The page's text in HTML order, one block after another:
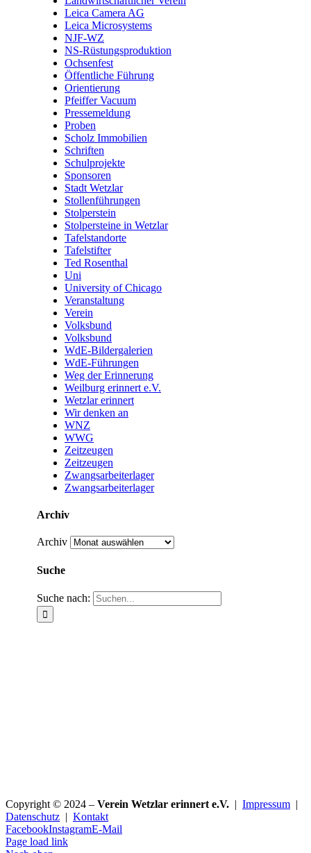
Leica Camera AG
Leica Microsystems
NJF-WZ
NS-Rüstungsproduktion
Ochsenfest
Öffentliche Führung
Orientierung
Pfeiffer Vacuum
Pressemeldung
Proben
Scholz Immobilien
Schriften
Schulprojekte
Sponsoren
Stadt Wetzlar
Stollenführungen
Stolperstein
Stolpersteine in Wetzlar
Tafelstandorte
Tafelstifter
Ted Rosenthal
Uni
University of Chicago
Veranstaltung
Verein
Volksbund
Volksbund
WdE-Bildergalerien
WdE-Führungen
Weg der Erinnerung
Weilburg erinnert e.V.
Wetzlar erinnert
Wir denken an
WNZ
WWG
Zeitzeugen
Zeitzeugen
Zwangsarbeiterlager
Zwangsarbeiterlager
Archiv
Archiv
Suche
Suche nach:
Copyright © 2024 – Verein Wetzlar erinnert e.V. | Impressum |
Datenschutz | Kontakt
FacebookInstagramE-Mail
Page load link